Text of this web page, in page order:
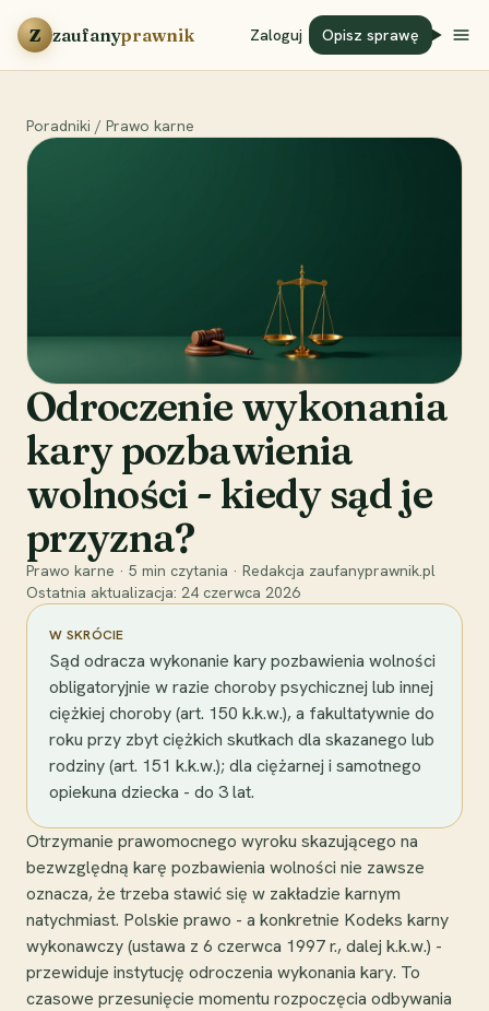
Przejdź do treści
Z zaufanyprawnik Zaloguj Opisz sprawę
Poradniki / Prawo karne
Odroczenie wykonania
kary pozbawienia
wolności - kiedy sąd je
przyzna?
Prawo karne · 5 min czytania · Redakcja zaufanyprawnik.pl
Ostatnia aktualizacja: 24 czerwca 2026
W SKRÓCIE
Sąd odracza wykonanie kary pozbawienia wolności
obligatoryjnie w razie choroby psychicznej lub innej
ciężkiej choroby (art. 150 k.k.w.), a fakultatywnie do
roku przy zbyt ciężkich skutkach dla skazanego lub
rodziny (art. 151 k.k.w.); dla ciężarnej i samotnego
opiekuna dziecka - do 3 lat.
Otrzymanie prawomocnego wyroku skazującego na
bezwzględną karę pozbawienia wolności nie zawsze
oznacza, że trzeba stawić się w zakładzie karnym
natychmiast. Polskie prawo - a konkretnie Kodeks karny
wykonawczy (ustawa z 6 czerwca 1997 r., dalej k.k.w.) -
przewiduje instytucję odroczenia wykonania kary. To
czasowe przesunięcie momentu rozpoczęcia odbywania